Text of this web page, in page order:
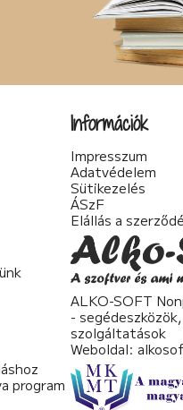
Információk
Impresszum
Adatvédelem
Sütikezelés
ÁSzF
Elállás a
program
ALKO-SOFT
-
szolgáltatások
Weboldal: